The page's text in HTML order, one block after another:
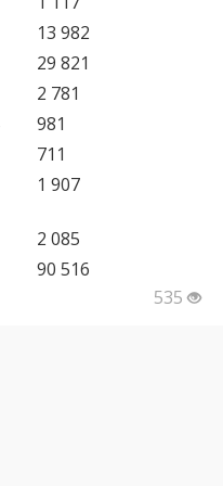
13 982
29 821
2 781
981
711
1 907
2 085
90 516
535